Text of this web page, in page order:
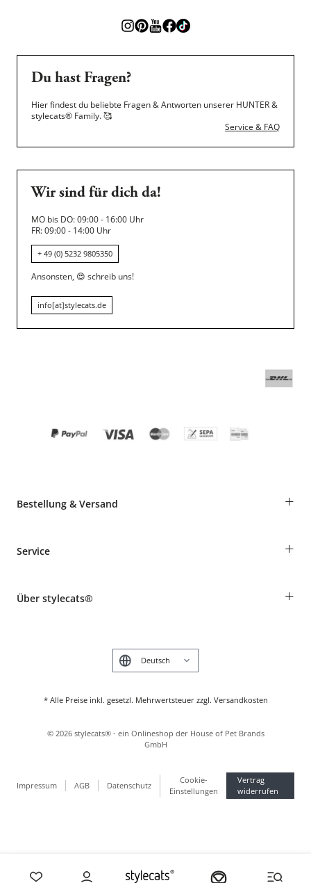
Du hast Fragen?
Hier findest du beliebte Fragen & Antworten unserer HUNTER &
stylecats® Family.🥰
Service & FAQ
Wir sind für dich da!
MO bis DO: 09:00 - 16:00 Uhr
FR: 09:00 - 14:00 Uhr
+ 49 (0) 5232 9805350
Ansonsten, 😍 schreib uns!
info[at]stylecats.de
Bestellung & Versand +
Informationen zur Lieferung
Produkte reklamieren und zurücksenden
Service +
Tierkrankenversicherung
Über stylecats® +
* Alle Preise inkl. gesetzl. Mehrwertsteuer zzgl. Versandkosten
English
Impressum AGB Datenschutz
Cookie-
Einstellungen
Vertrag
widerrufen
© 2026 stylecats® - ein Onlineshop der House of Pet Brands
GmbH